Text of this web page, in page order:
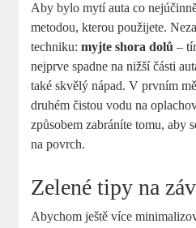
Aby bylo mytí auta co
metodou, kterou použijete.
techniku:myjte shora dolů –
nejprve spadne na nižší části
také skvělý nápad. V prvním
druhém čistou vodu na
způsobem zabráníte tomu, aby
na povrch.
Zelené tipy na
Abychom ještě více